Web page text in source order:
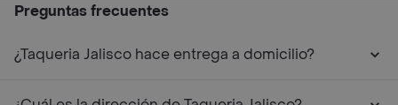
Preguntas frecuentes
¿Taqueria Jalisco hace entrega a domicilio?